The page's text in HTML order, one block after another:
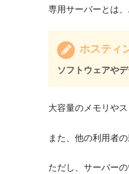
専用サーバーとは
ホスティ
ソフトウェアや
大容量のメモリや
また、他の利用者
ただし、サーバー